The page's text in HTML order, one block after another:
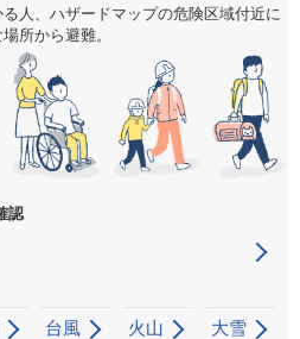
人、ハザードマップの危険区域付近に
所から避難。
認
台風 火山 大雪